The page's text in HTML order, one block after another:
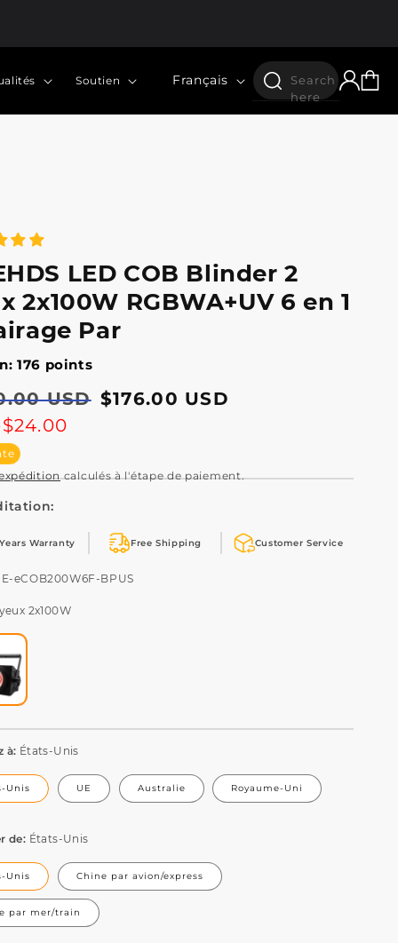
Soutien Langue
Français
Search
here
Connexion
Panier
LED COB Blinder 2
2x100W RGBWA+UV 6 en 1
Par
176 points
USD $176.00 USD
$24.00
calculés à l'étape de paiement.
Warranty Free Shipping Customer Service
eCOB200W6F-BPUS
2x100W
à: États-Unis
Unis UE Australie Royaume-Uni
de: États-Unis
Unis Chine par avion/express
par mer/train